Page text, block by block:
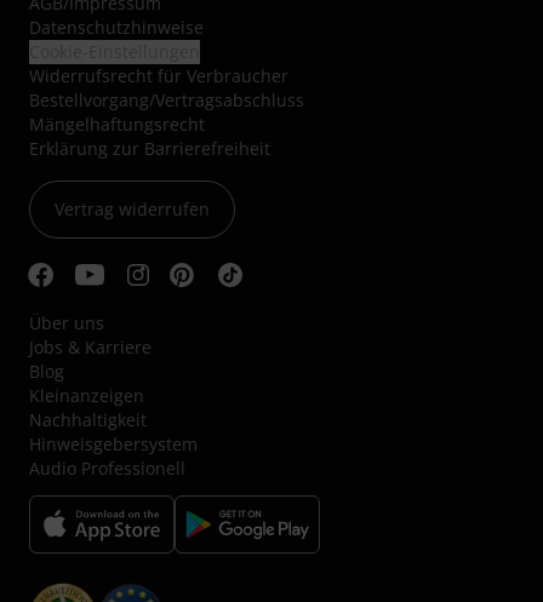
Datenschutzhinweise
Widerrufsrecht für Verbraucher
Bestellvorgang/Vertragsabschluss
Mängelhaftungsrecht
Erklärung zur Barrierefreiheit
Vertrag widerrufen
Über uns
Jobs & Karriere
Blog
Kleinanzeigen
Nachhaltigkeit
Hinweisgebersystem
Audio Professionell